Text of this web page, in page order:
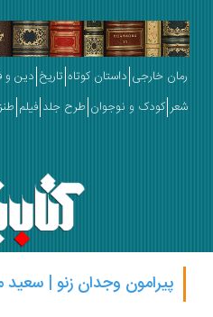
خارجی داستان کوتاه تاریخ دین و فلسفه
کودک و نوجوان طرح جلد فیلم طنز ریشه‌ها
پیرامون وجدان زنو | سعید محبی